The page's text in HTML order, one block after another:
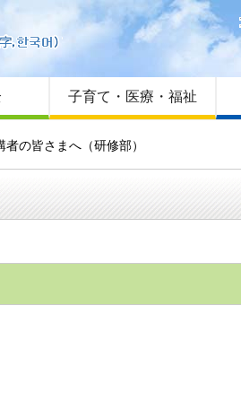
はじめての方へ
Foreign language
サイトマップ
子育て・医療・福祉
者の皆さまへ（研修部）